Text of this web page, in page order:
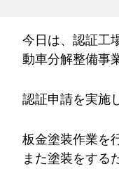
今日は、認証工
動車分解整備事
認証申請を実施
板金塗装作業を
また塗装をする